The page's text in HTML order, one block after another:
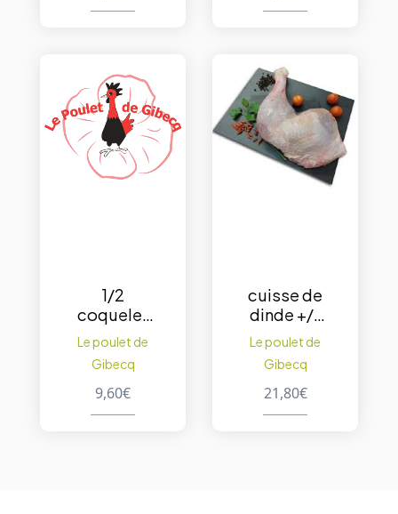
1/2
coquelet
farci
Le poulet de
Gibecq
9,60€
cuisse de
dinde +/-
1.2 kg
Le poulet de
Gibecq
21,80€